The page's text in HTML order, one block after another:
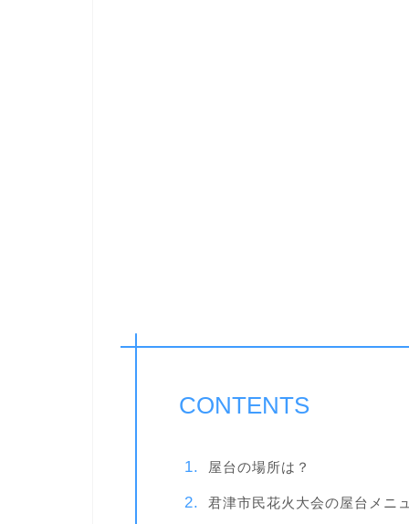
CONTENTS
屋台の場所は？
君津市民花火大会の屋台メニ